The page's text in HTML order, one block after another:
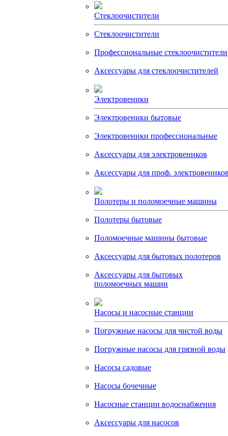
Стеклоочистители
Стеклоочистители
Профессиональные стеклоочистители
Аксессуары для стеклоочистителей
Электровеники
Электровеники бытовые
Электровеники профессиональные
Аксессуары для электровеников
Аксессуары для проф.
Полотеры и поломоечные машины
Полотеры бытовые
Поломоечные машины бытовые
Аксессуары для бытовых полотеров
Аксессуары для бытовых
поломоечных машин
Насосы и насосные станции
Погружные насосы для чистой воды
Погружные насосы для грязной воды
Насосы садовые
Насосы бочечные
Насосные станции водоснабжения
Аксессуары для насосов